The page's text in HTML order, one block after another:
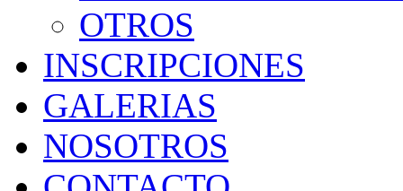
OTROS
INSCRIPCIONES
GALERIAS
NOSOTROS